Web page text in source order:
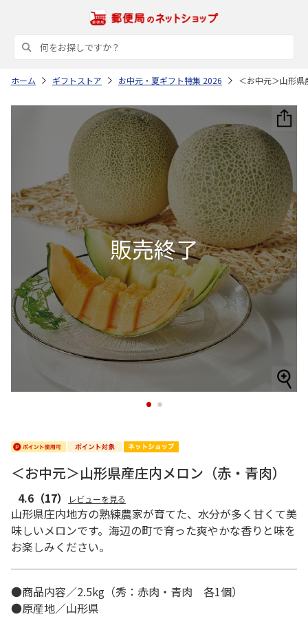
ホーム ギフトストア お中元・夏ギフト特集 2026 ＜お中元＞山形
1 2
＜お中元＞山形県産庄内メロン（赤・青肉）
4.6 （17） レビューを見る
山形県庄内地方の熟練農家が育てた、水分が多く甘くて美
味しいメロンです。海辺の町で育った爽やかな香りと味を
お楽しみください。
●商品内容／2.5kg（秀：赤肉・青肉 各1個）
●原産地／山形県